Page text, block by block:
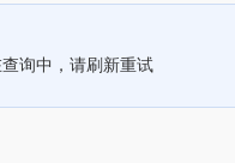
询中，请刷新重试